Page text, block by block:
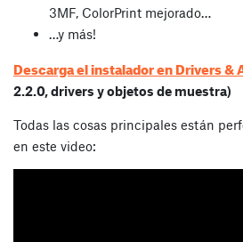
3MF, ColorPrint mejorado…
…y más!
Descarga el instalador en Drivers &
2.2.0, drivers y objetos de muestra)
Todas las cosas principales están
en este video: